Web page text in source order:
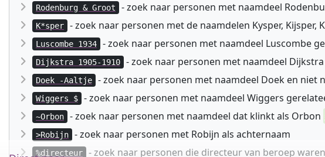
Rodenburg & Groot - zoek naar personen met naamdeel
K*sper - zoek naar personen met de naamdelen Kysper, Kijsper,
Luscombe 1934 - zoek naar personen met naamdeel Luscombe
Dijkstra 1905-1910 - zoek naar personen met naamdeel
Doek -Aaltje - zoek naar personen met naamdeel Doek en niet
Wiggers $ - zoek naar personen met naamdeel Wiggers
~Orbon - zoek naar personen met naamdeel dat klinkt als Orbon
>Robijn - zoek naar personen met Robijn als achternaam
%directeur - zoek naar personen die directeur van beroep waren